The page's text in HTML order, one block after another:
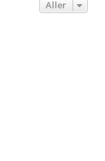
Aller